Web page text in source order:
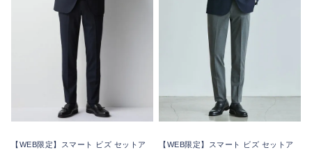
【WEB限定】スマート ビズ セットア
【WEB限定】スマート ビズ セットア